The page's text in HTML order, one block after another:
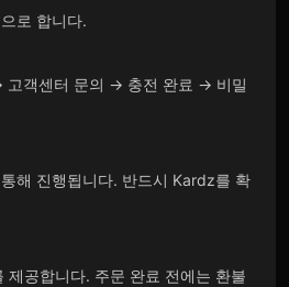
로 합니다.
객센터 문의 → 충전 완료 → 비밀
해 진행됩니다. 반드시 Kardz를 확
제공합니다. 주문 완료 전에는 환불